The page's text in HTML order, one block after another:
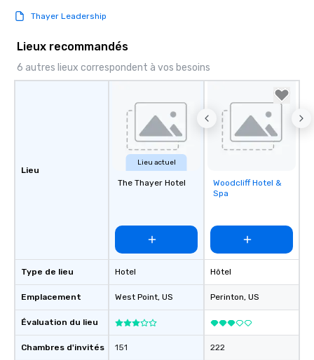
Thayer Leadership
Lieux recommandés
6 autres lieux correspondent à vos besoins
Lieu
Type de lieu
Emplacement
Évaluation du lieu
Chambres d'invités
Lieu actuel
The Thayer Hotel
Hotel
West Point, US
151
Removed from
favorites
Woodcliff Hotel &
Spa
Hôtel
Perinton, US
222